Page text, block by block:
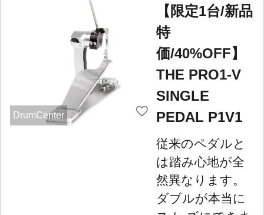
DrumCenter
【限定1台/新品
特
価/40%OFF】
THE PRO1-V
SINGLE
PEDAL P1V1
従来のペダルと
は踏み心地が全
然異なります。
ダブルが本当に